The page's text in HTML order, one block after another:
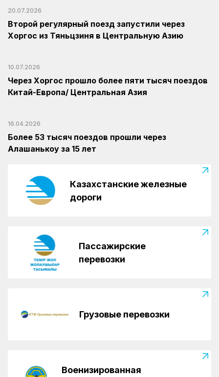
20.07.2026
Второй регулярный поезд запустили через
Хоргос из Тяньцзиня в Центральную Азию
10.07.2026
Через Хоргос прошло более пяти тысяч поездов
Китай-Европа/ Центральная Азия
16.04.2026
Более 53 тысяч поездов прошли через
Алашанькоу за 15 лет
Казахстанские железные
дороги
Пассажирские
перевозки
Грузовые перевозки
Военизированная